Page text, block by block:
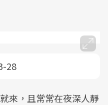
28
來，且常常在夜深人靜